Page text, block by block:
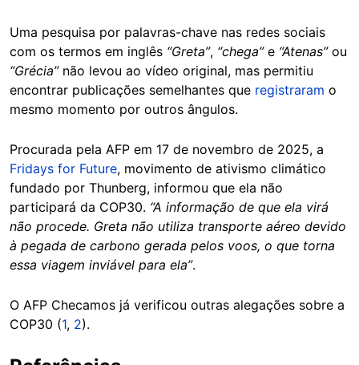
Uma pesquisa por palavras-chave nas redes sociais
com os termos em inglês “Greta”, “chega”e “Atenas”ou
“Grécia”não levou ao vídeo original, mas permitiu
encontrar publicações semelhantes que registraram o
mesmo momento por outros ângulos.
Procurada pela AFP em 17 de novembro de 2025, a
Fridays for Future, movimento de ativismo climático
fundado por Thunberg, informou que ela não
participará da COP30. “A informação de que ela virá
não procede. Greta não utiliza transporte aéreo devido
à pegada de carbono gerada pelos voos, o que torna
essa viagem inviável para ela”.
O AFP Checamos já verificou outras alegações sobre a
COP30 (1, 2).